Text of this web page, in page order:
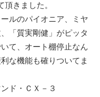
きました。
ルのパイオニア、ミヤ
「質実剛健」がピッタ
て、オート棚停止なん
な機能も確りついてま
ド・ＣＸ－３